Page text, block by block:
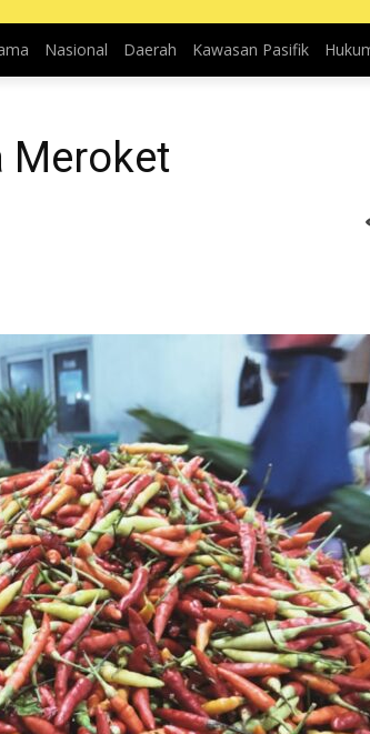
Nasional Daerah Kawasan Pasifik
Meroket